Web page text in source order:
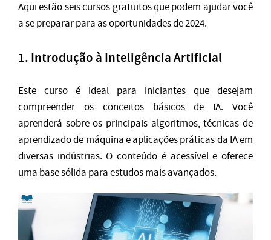
Aqui estão seis cursos gratuitos que podem ajudar você
a se preparar para as oportunidades de 2024.
1. Introdução à Inteligência Artificial
Este curso é ideal para iniciantes que desejam
compreender os conceitos básicos de IA. Você
aprenderá sobre os principais algoritmos, técnicas de
aprendizado de máquina e aplicações práticas da IA em
diversas indústrias. O conteúdo é acessível e oferece
uma base sólida para estudos mais avançados.